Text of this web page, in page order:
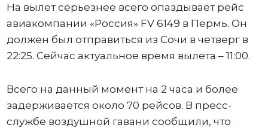
На вылет серьезнее всего опаздывает рейс
авиакомпании «Россия» FV 6149 в Пермь. Он
должен был отправиться из Сочи в четверг в
22:25. Сейчас актуальное время вылета – 11:00.
Всего на данный момент на 2 часа и более
задерживается около 70 рейсов. В пресс-
службе воздушной гавани сообщили, что